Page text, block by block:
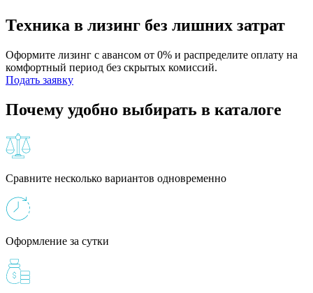
Техника в лизинг без лишних затрат
Оформите лизинг с авансом от 0% и распределите оплату на
комфортный период без скрытых комиссий.
Подать заявку
Почему удобно выбирать в каталоге
Сравните несколько вариантов одновременно
Оформление за сутки